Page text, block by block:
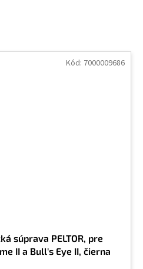
súprava PELTOR, pre
II a Bull's Eye II, čierna
Kód: 7000009686